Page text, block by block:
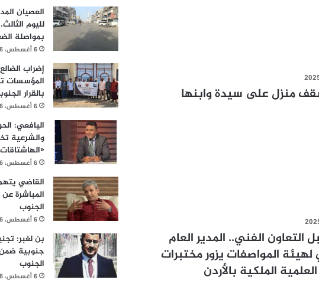
منزل على سيدة وابنها
الفني.. المدير العام
لهيئة المواصفات يزور مختبرات
الملكية بالأردن
العصيان
لليوم
بمواصلة
6 أغسطس، 2026
إضراب
المؤسسات
بالقرار
6 أغسطس، 2026
اليافعي:
والشرعية
6 أغسطس، 2026
القاضي
المباشرة
الجنوب
6 أغسطس، 2026
بن لغبر:
جنوبية
الجنوب
6 أغسطس، 2026